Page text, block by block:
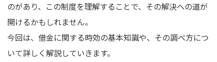
のがあり、この制度を理解することで、その解決への道が
開けるかもしれません。
今回は、借金に関する時効の基本知識や、その調べ方につ
いて詳しく解説していきます。